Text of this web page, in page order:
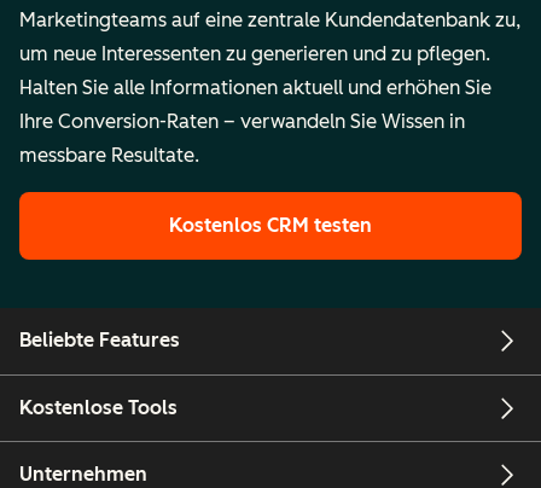
Marketingteams auf eine zentrale Kundendatenbank zu,
um neue Interessenten zu generieren und zu pflegen.
Halten Sie alle Informationen aktuell und erhöhen Sie
Ihre Conversion-Raten – verwandeln Sie Wissen in
messbare Resultate.
Kostenlos CRM testen
Beliebte Features
Kostenlose Tools
Unternehmen